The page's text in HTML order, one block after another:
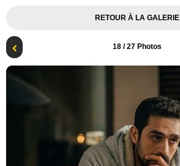
RETOUR À LA GALERIE
18 / 27 Photos